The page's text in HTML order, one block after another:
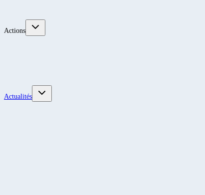
Actions
Actualités